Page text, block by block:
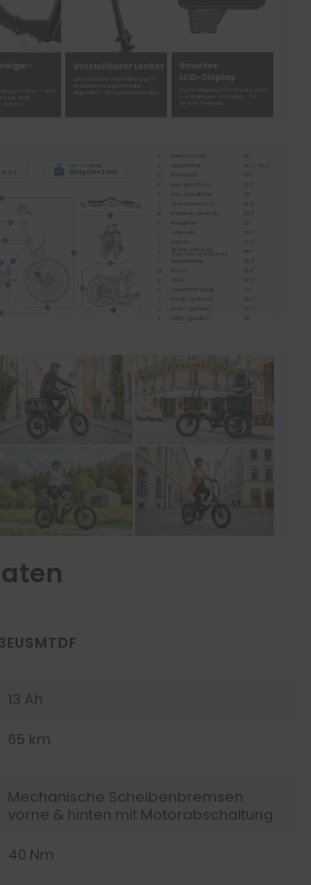
13 Ah
65 km
Mechanische Scheibenbremsen
vorne & hinten mit Motorabschaltung
40 Nm